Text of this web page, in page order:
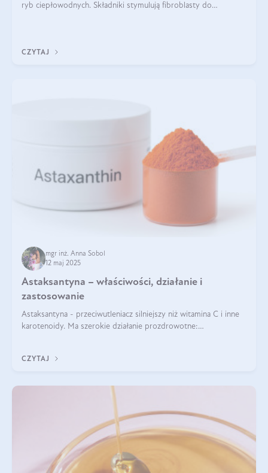
ryb ciepłowodnych. Składniki stymulują fibroblasty do
CZYTAJ
mgr inż. Anna Sobol
12 maj 2025
Astaksantyna – właściwości, działanie i
zastosowanie
Astaksantyna - przeciwutleniacz silniejszy niż witamina C i inne
karotenoidy. Ma szerokie działanie prozdrowotne:
CZYTAJ